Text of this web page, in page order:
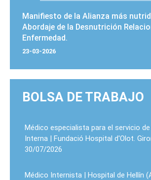
Manifiesto de la Alianza más
Abordaje de la Desnutrición
Enfermedad.
23-03-2026
BOLSA DE TRABAJO
Médico especialista para el servicio
Interna | Fundació Hospital d'Olot.
30/07/2026
Médico Internista | Hospital de Hellín